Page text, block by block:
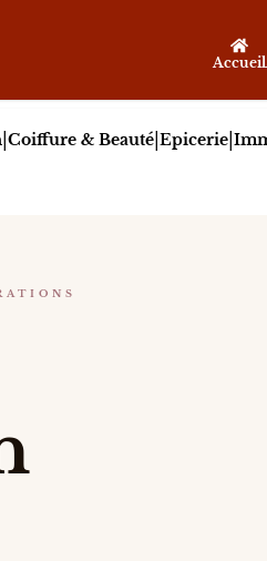
Accueil
| Coiffure & Beauté| Epicerie|
dolor sit amet